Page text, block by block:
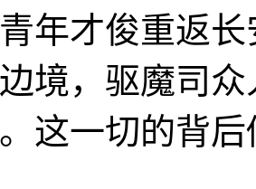
年才俊重返
境，驱魔司
这一切的背